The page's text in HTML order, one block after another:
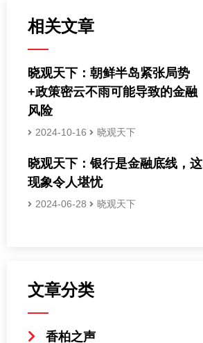
相关文章
晓观天下：朝鲜半岛紧张局势
+政策密云不雨可能导致的金融
风险
2024-10-16 晓观天下
晓观天下：银行是金融底线，这
现象令人堪忧
2024-06-28 晓观天下
文章分类
香柏之声